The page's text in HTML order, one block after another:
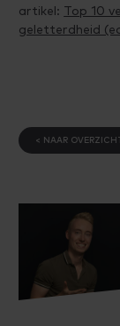
artikel: Top 10
geletterdheid
< NAAR